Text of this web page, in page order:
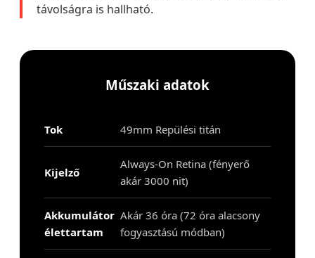
távolságra is hallható.
Műszaki adatok
Tok 49mm Repülési titán
Kijelző
Always-On Retina (fényerő
akár 3000 nit)
Akkumulátor
élettartam
Akár 36 óra (72 óra alacsony
fogyasztású módban)